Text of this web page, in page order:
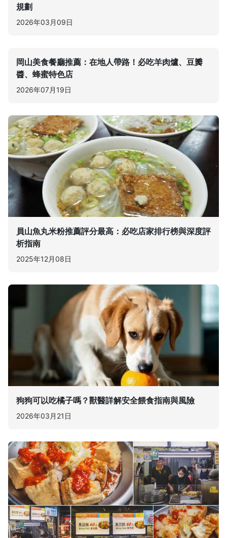
規劃
2026年03月09日
岡山美食餐廳推薦：在地人帶路！必吃羊肉爐、豆瓣
醬、蜂蜜特色店
2026年07月19日
員山魚丸米粉推薦評分最高：必吃店家排行榜與深度評
析指南
2025年12月08日
狗狗可以吃橘子嗎？獸醫詳解安全餵食指南與風險
2026年03月21日